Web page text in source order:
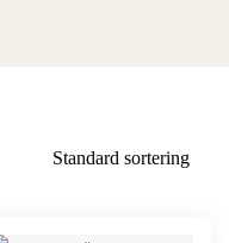
Standard sortering